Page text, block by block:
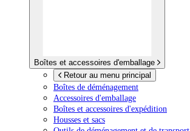
Boîtes et accessoires d'emballage
Retour au menu principal
Boîtes de déménagement
Accessoires d'emballage
Boîtes et accessoires d'expédition
Housses et sacs